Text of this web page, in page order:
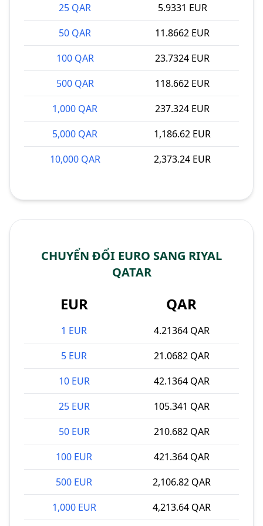
25 QAR
5.9331 EUR
50 QAR
11.8662 EUR
100 QAR
23.7324 EUR
500 QAR
118.662 EUR
1,000 QAR
237.324 EUR
5,000 QAR
1,186.62 EUR
10,000 QAR
2,373.24 EUR
CHUYỂN ĐỔI EURO SANG RIYAL
QATAR
EUR QAR
1 EUR
4.21364 QAR
5 EUR
21.0682 QAR
10 EUR
42.1364 QAR
25 EUR
105.341 QAR
50 EUR
210.682 QAR
100 EUR
421.364 QAR
500 EUR
2,106.82 QAR
1,000 EUR
4,213.64 QAR